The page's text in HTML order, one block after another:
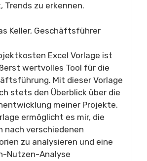
Trends zu erkennen.
Keller, Geschäftsführer
Excel Vorlage ist
wertvolles Tool für die
Mit dieser Vorlage
stets den Überblick über die
meiner Projekte.
ermöglicht es mir, die
nach verschiedenen
zu analysieren und eine
Nutzen-Analyse